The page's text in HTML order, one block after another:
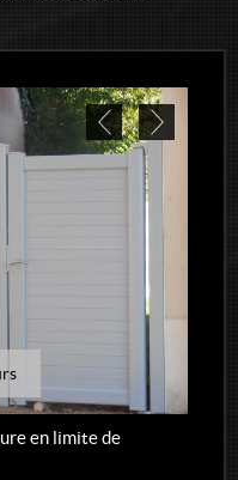
en limite de